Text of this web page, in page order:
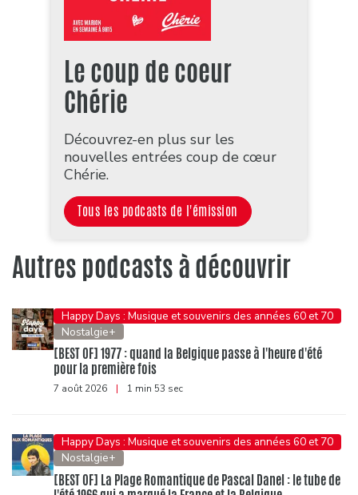
Le coup de coeur
Chérie
Découvrez-en plus sur les
nouvelles entrées coup de cœur
Chérie.
Tous les podcasts de l'émission
Autres podcasts à découvrir
Happy Days : Musique et souvenirs des années 60 et 70
Nostalgie+
[BEST OF] 1977 : quand la Belgique passe à l'heure d'été
pour la première fois
7 août 2026 | 1 min 53 sec
Happy Days : Musique et souvenirs des années 60 et 70
Nostalgie+
[BEST OF] La Plage Romantique de Pascal Danel : le tube de